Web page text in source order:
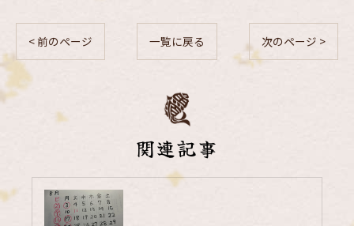
< 前のページ 一覧に戻る 次のページ >
関連記事